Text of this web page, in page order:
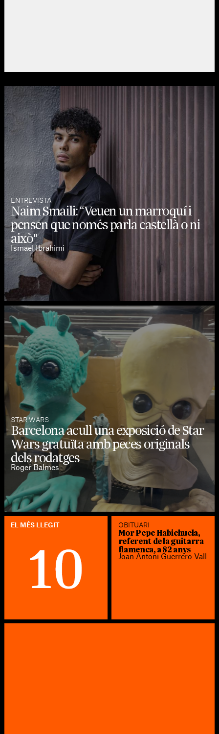
ENTREVISTA
Naim Smaili: “Veuen un marroquí i
pensen que només parla castellà o ni
això"
Ismael Ibrahimi
STAR WARS
Barcelona acull una exposició de Star
Wars gratuïta amb peces originals
dels rodatges
Roger Balmes
EL MÉS LLEGIT OBITUARI
Mor Pepe Habichuela,
referent de la guitarra
flamenca, a 82 anys
Joan Antoni Guerrero Vall